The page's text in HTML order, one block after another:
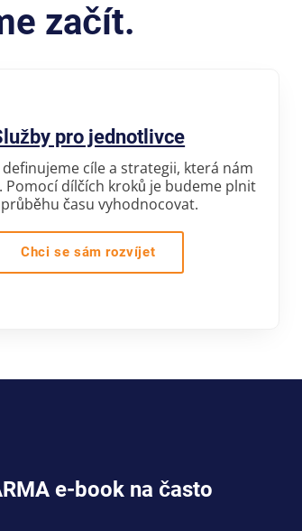
začít.
pro jednotlivce
definujeme cíle a strategii, která nám
Pomocí dílčích kroků je budeme plnit
času vyhodnocovat.
Chci se sám rozvíjet
e-book na často